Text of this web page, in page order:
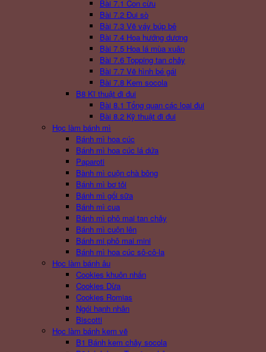
Bài 7.1 Con cừu
Bài 7.2 Đui sò
Bài 7.3 Vẽ váy búp bê
Bài 7.4 Hoa hướng dương
Bài 7.5 Hoa lá mùa xuân
Bài 7.6 Topping tan chảy
Bài 7.7 Vẽ hình bé gái
Bài 7.8 Kem socola
B8 Kĩ thuật đi đui
Bài 8.1 Tổng quan các loai đui
Bài 8.2 Kỹ thuật đi đui
Học làm bánh mì
Bánh mì hoa cúc
Bánh mì hoa cúc lá dứa
Paparoti
Bành mì cuộn chà bông
Bánh mì bơ tỏi
Bánh mì gối sữa
Bánh mì cua
Bánh mì phô mai tan chảy
Bánh mì cuộn lên
Bánh mi phô mai mini
Bánh mì hoa cúc sô-cô-la
Học làm bánh âu
Cookies khuôn nhấn
Cookies Dừa
Cookies Romias
Ngói hạnh nhân
Biscotti
Học làm bánh kem vẽ
B1 Bánh kem chảy socola